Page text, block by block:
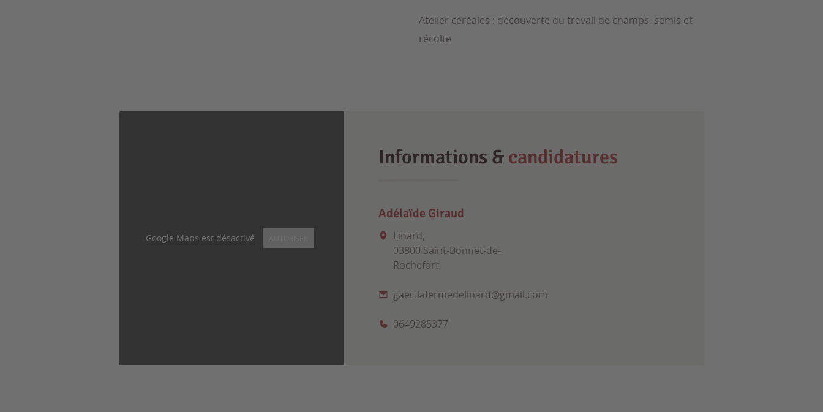
Atelier céréales : découverte du travail de champs, semis et
récolte
Informations & candidatures
Adélaïde Giraud
Linard,
03800 Saint-Bonnet-de-
Rochefort
gaec.lafermedelinard@gmail.com
0649285377
Google Maps est désactivé.